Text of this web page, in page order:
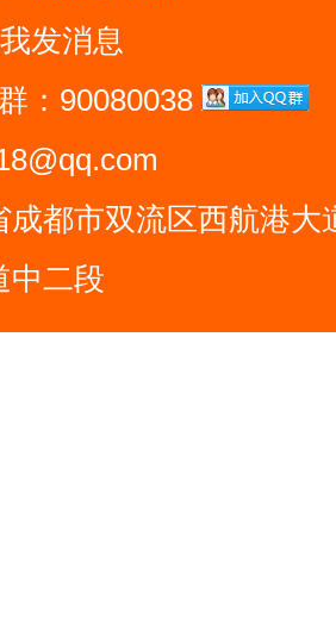
：90080038
成都市双流区西航港大
中二段